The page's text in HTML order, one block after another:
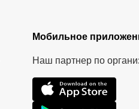
Мобильное
Наш партнер по